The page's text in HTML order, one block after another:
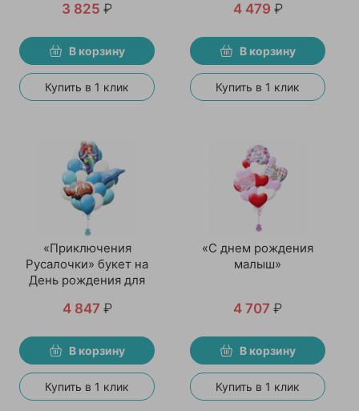
3 825 ₽
В корзину
Купить в 1 клик
4 479 ₽
В корзину
Купить в 1 клик
«Приключения
Русалочки» букет на
День рождения для
4 847 ₽
В корзину
Купить в 1 клик
«С днем рождения
малыш»
4 707 ₽
В корзину
Купить в 1 клик